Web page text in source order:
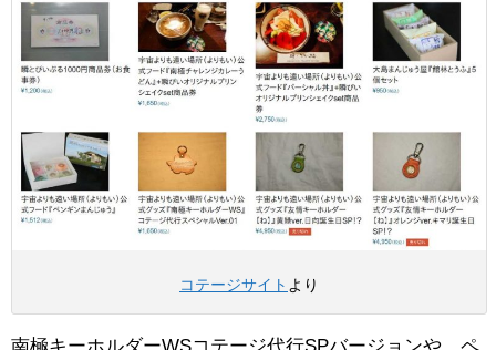
コテージサイト より
南極キーホルダーWSコテージ代行SPバージョンや、ペ